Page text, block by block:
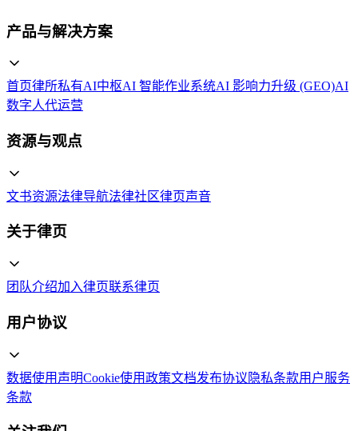
产品与解决方案
首页律所私有AI中枢AI 智能作业系统AI 影响力升级 (GEO)AI
数字人代运营
资源与观点
文书资源法律导航法律社区律页声音
关于律页
团队介绍加入律页联系律页
用户协议
数据使用声明Cookie使用政策文档发布协议 隐私条款用户服务
条款